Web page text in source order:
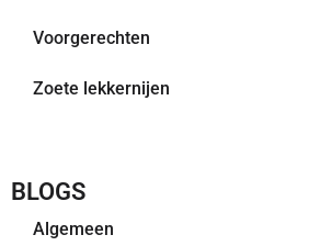
Voorgerechten
Zoete lekkernijen
BLOGS
Algemeen